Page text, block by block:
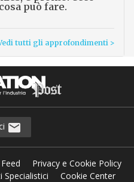
può fare.
tutti gli approfondimenti >
Privacy e Cookie Policy
Cookie Center